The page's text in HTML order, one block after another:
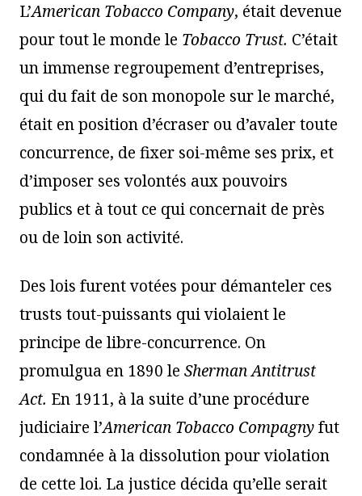
L’American Tobacco Company, était devenue
pour tout le monde le Tobacco Trust. C’était
un immense regroupement d’entreprises,
qui du fait de son monopole sur le marché,
était en position d’écraser ou d’avaler toute
concurrence, de fixer soi-même ses prix, et
d’imposer ses volontés aux pouvoirs
publics et à tout ce qui concernait de près
ou de loin son activité.
Des lois furent votées pour démanteler ces
trusts tout-puissants qui violaient le
principe de libre-concurrence. On
promulgua en 1890 le Sherman Antitrust
Act. En 1911, à la suite d’une procédure
judiciaire l’American Tobacco Compagnyfut
condamnée à la dissolution pour violation
de cette loi. La justice décida qu’elle serait